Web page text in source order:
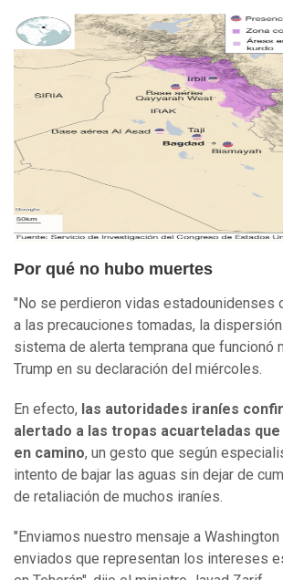
Por qué no hubo muertes
"No se perdieron vidas estadounidenses
a las precauciones tomadas, la
sistema de alerta temprana que funcionó
Trump en su declaración del miércoles.
En efecto, las autoridades iraníes
alertado a las tropas acuarteladas
en camino, un gesto que según
intento de bajar las aguas sin dejar de
de retaliación de muchos iraníes.
"Enviamos nuestro mensaje a
enviados que representan los intereses